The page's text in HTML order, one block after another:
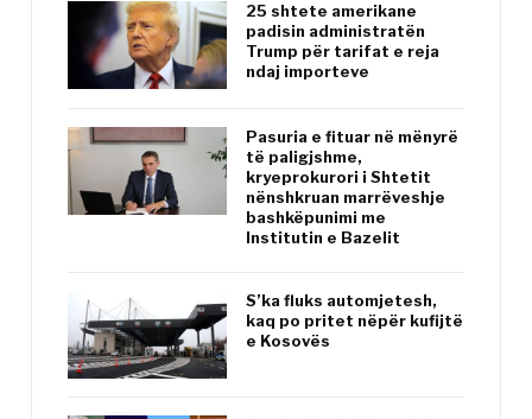
25 shtete amerikane
padisin administratën
Trump për tarifat e reja
ndaj importeve
Pasuria e fituar në mënyrë
të paligjshme,
kryeprokurori i Shtetit
nënshkruan marrëveshje
bashkëpunimi me
Institutin e Bazelit
S’ka fluks automjetesh,
kaq po pritet nëpër kufijtë
e Kosovës